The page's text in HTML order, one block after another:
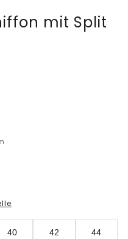
mit Split
40 42 44